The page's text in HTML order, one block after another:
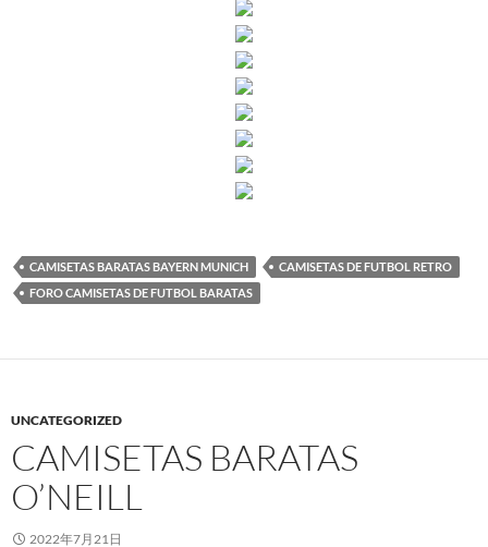
CAMISETAS BARATAS BAYERN MUNICH
CAMISETAS DE FUTBOL RETRO
FORO CAMISETAS DE FUTBOL BARATAS
UNCATEGORIZED
CAMISETAS BARATAS
O’NEILL
2022年7月21日